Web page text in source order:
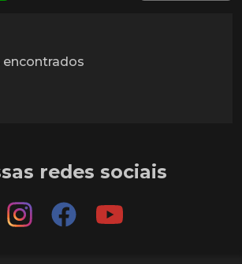
encontrados
redes sociais